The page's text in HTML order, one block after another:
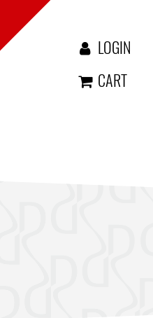
LOGIN
CART